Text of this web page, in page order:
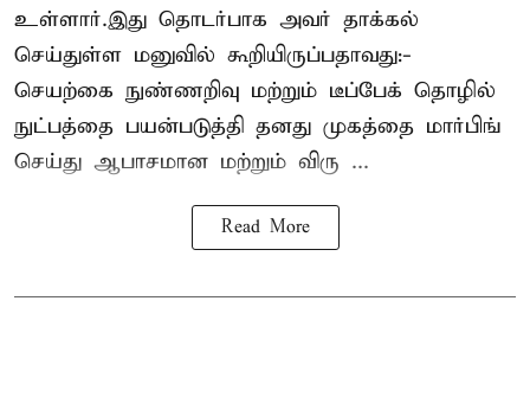
உள்ளார்.இது தொடர்பாக அவர் தாக்கல்
செய்துள்ள மனுவில் கூறியிருப்பதாவது:-
செயற்கை நுண்ணறிவு மற்றும் டீப்பேக் தொழில்
நுட்பத்தை பயன்படுத்தி தனது முகத்தை மார்பிங்
செய்து ஆபாசமான மற்றும் விரு ...
Read More